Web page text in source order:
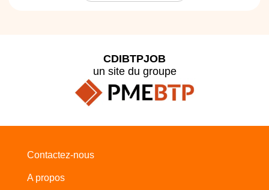
CDIBTPJOB
un site du groupe
Contactez-nous
A propos